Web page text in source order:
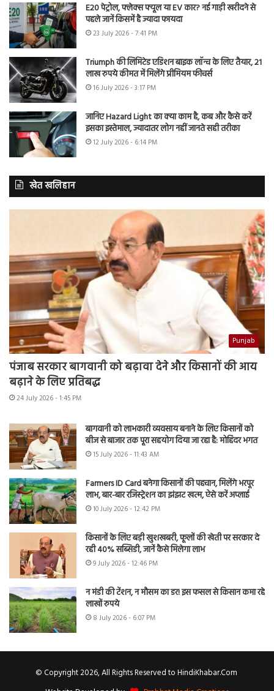
E20 पेट्रोल, फ्लेक्स फ्यूल या EV कार? नई गाड़ी खरीदने से
पहले जानें किसमें है ज्यादा फायदा
23 July 2026 - 7:41 PM
Triumph की लिमिटेड एडिशन बाइक लॉन्च के लिए तैयार, 21
लाख रुपये कीमत में मिलेंगे प्रीमियम फीचर्स
16 July 2026 - 3:17 PM
जानिए Hazard Light का क्या काम है, कब और कैसे करें
इसका इस्तेमाल, ज्यादातर लोग नहीं जानते सही तरीका
12 July 2026 - 6:14 PM
खेत खलिहान
Punjab
पंजाब सरकार बागवानी को बढ़ावा देने और किसानों की आय
बढ़ाने के लिए प्रतिबद्ध
24 July 2026 - 1:45 PM
बागवानी को लाभकारी व्यवसाय बनाने के लिए किसानों को
बीज से बाजार तक पूरा सहयोग दिया जा रहा है: मोहिंदर भगत
15 July 2026 - 11:43 AM
Farmers ID Card बनेगा किसानों की पहचान, मिलेंगे भरपूर
लाभ, बार-बार रजिस्ट्रेशन का झंझट खत्म, ऐसे करें अप्लाई
10 July 2026 - 12:42 PM
किसानों के लिए बड़ी खुशखबरी, फूलों की खेती पर सरकार दे
रही 40% सब्सिडी, जानें कैसे मिलेगा लाभ
9 July 2026 - 12:46 PM
न मंडी की टेंशन, न मौसम का डर! इस फसल से किसान कमा रहे
लाखों रुपये
8 July 2026 - 6:07 PM
© Copyright 2026, All Rights Reserved to HindiKhabar.Com